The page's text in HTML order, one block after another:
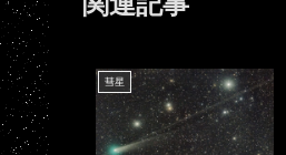
彗星